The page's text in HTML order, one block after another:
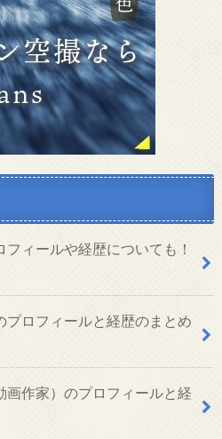
ィールや経歴についても！
プロフィールと経歴のまとめ
画作家）のプロフィールと経